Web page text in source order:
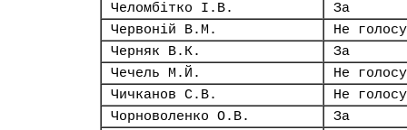
Челомбітко І.В.
За
Червоній В.М.
Не
Черняк В.К.
За
Чечель М.Й.
Не
Чичканов С.В.
Не
Чорноволенко О.В.
За